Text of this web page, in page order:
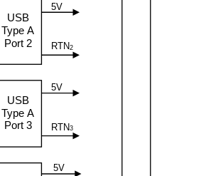
5V
RTN2
5V
RTN3
5V
USB
Type A
Port 3
USB
Type A
Port 2